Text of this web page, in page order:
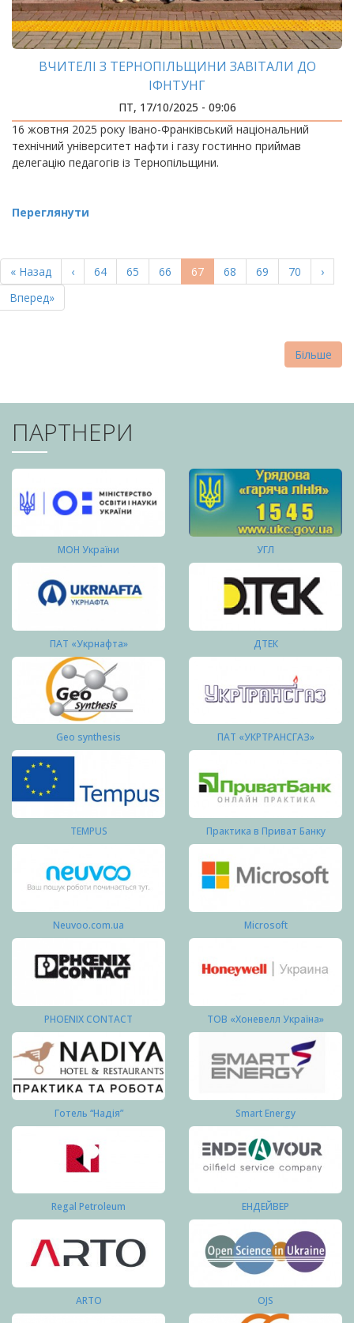
ВЧИТЕЛІ З ТЕРНОПІЛЬЩИНИ ЗАВІТАЛИ ДО
ІФНТУНГ
ПТ, 17/10/2025 - 09:06
16 жовтня 2025 року Івано-Франківський національний
технічний університет нафти і газу гостинно приймав
делегацію педагогів із Тернопільщини.
Переглянути
НА
СТОРІНКИ
Перша
сторінка
« Назад
Попередня
сторінка
‹ Page
64 Page
65 Page
66
Поточна
сторінка
67 Page
68 Page
69 Page
70
›
Остання
сторінка
Вперед»
Більше
ПАРТНЕРИ
МОН України УГЛ
ПАТ «Укрнафта» ДТЕК
Geo synthesis ПАТ «УКРТРАНСГАЗ»
TEMPUS Практика в Приват Банку
Neuvoo.com.ua Microsoft
PHOENIX CONTACT ТОВ «Хоневелл Україна»
Готель “Надія” Smart Energy
Regal Petroleum ЕНДЕЙВЕР
ARTO OJS